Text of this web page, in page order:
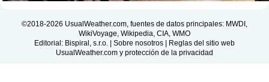
©2018-2026 UsualWeather.com, fuentes de datos principales: MWDI,
WikiVoyage, Wikipedia, CIA, WMO
Editorial: Bispiral, s.r.o. | Sobre nosotros | Reglas del sitio web
UsualWeather.com y protección de la privacidad